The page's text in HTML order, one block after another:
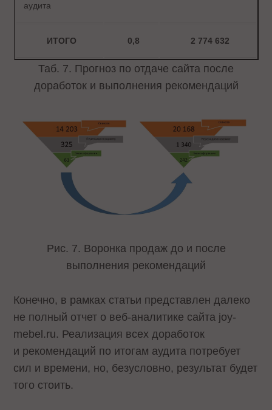
аудита
ИТОГО 0,8 2 774 632
Таб. 7. Прогноз по отдаче сайта после
доработок и выполнения рекомендаций
Рис. 7. Воронка продаж до и после
выполнения рекомендаций
Конечно, в рамках статьи представлен далеко
не полный отчет о веб-аналитике сайта joy-
mebel.ru. Реализация всех доработок
и рекомендаций по итогам аудита потребует
сил и времени, но, безусловно, результат будет
того стоить.